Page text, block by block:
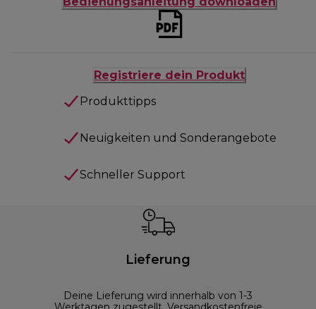
Registriere dein Produkt
Produkttipps
Neuigkeiten und Sonderangebote
Schneller Support
Lieferung
Deine Lieferung wird innerhalb von 1-3